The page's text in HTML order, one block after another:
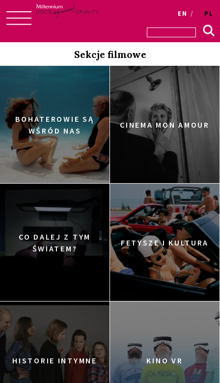
to
EN PL
Sekcje filmowe
BOHATEROWIE SĄ
WŚRÓD NAS
CINEMA MON AMOUR
CO DALEJ Z TYM
ŚWIATEM?
FETYSZE I KULTURA
HISTORIE INTYMNE KINO VR